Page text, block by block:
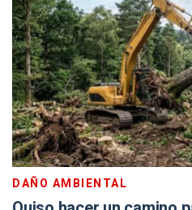
DAÑO AMBIENTAL